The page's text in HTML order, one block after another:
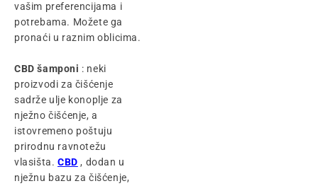
vašim preferencijama i
potrebama. Možete ga
pronaći u raznim oblicima.
CBD šamponi : neki
proizvodi za čišćenje
sadrže ulje konoplje za
nježno čišćenje, a
istovremeno poštuju
prirodnu ravnotežu
vlasišta. CBD , dodan u
nježnu bazu za čišćenje,